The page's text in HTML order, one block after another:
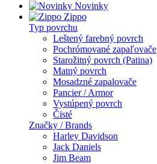
Novinky
Zippo
Typ povrchu
Leštený farebný povrch
Pochrómované zapaľovače
Starožitný povrch (Patina)
Matný povrch
Mosadzné zapalovače
Pancier / Armor
Vystúpený povrch
Čisté
Značky / Brands
Harley Davidson
Jack Daniels
Jim Beam